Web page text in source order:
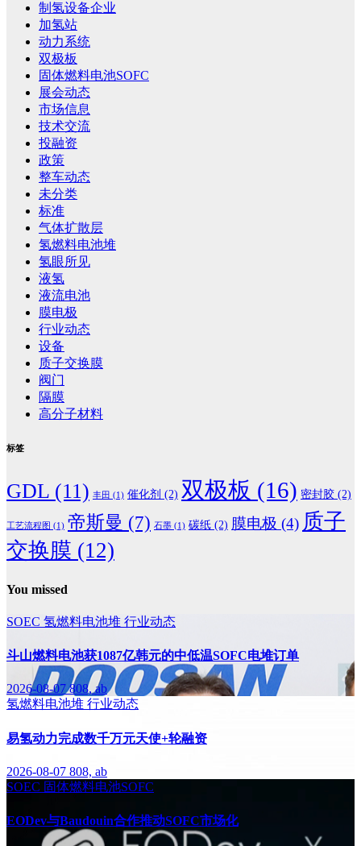
制氢设备企业
加氢站
动力系统
双极板
固体燃料电池SOFC
展会动态
市场信息
技术交流
投融资
政策
整车动态
未分类
标准
气体扩散层
氢燃料电池堆
氢眼所见
液氢
液流电池
膜电极
行业动态
设备
质子交换膜
阀门
隔膜
高分子材料
标签
GDL (11) 丰田 (1) 催化剂 (2) 双极板 (16) 密封胶 (2)
工艺流程图 (1) 帝斯曼 (7) 石墨 (1) 碳纸 (2) 膜电极 (4) 质子
交换膜 (12)
You missed
SOEC 氢燃料电池堆 行业动态
斗山燃料电池获1087亿韩元的中低温SOFC电堆订单
2026-08-07808, ab
氢燃料电池堆 行业动态
易氢动力完成数千万元天使+轮融资
2026-08-07 808, ab
SOEC 固体燃料电池SOFC
EODev与Baudouin合作推动SOFC市场化